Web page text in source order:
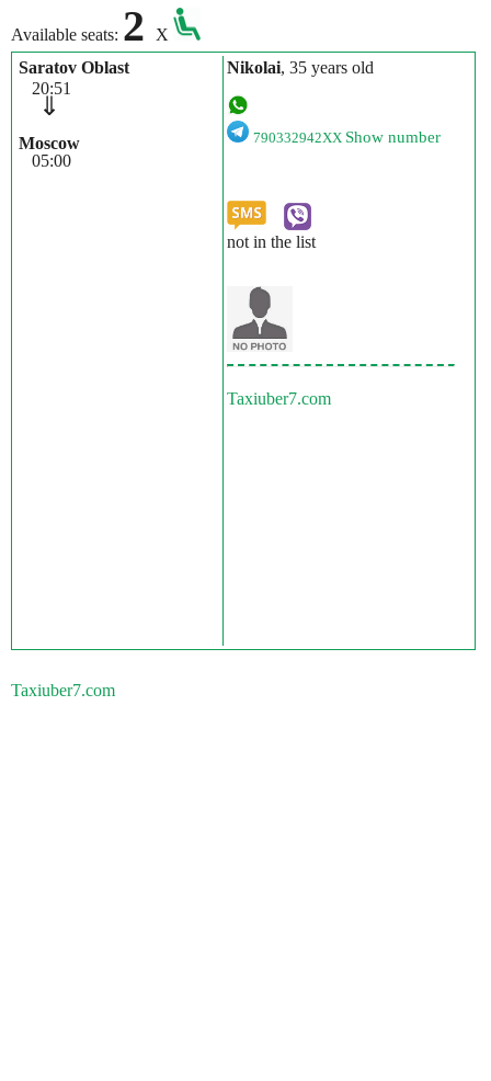
Available seats: 2
X
Saratov Oblast
20:51
⇓
Moscow
05:00
Nikolai, 35 years old
790332942XX Show number
not in the list
Taxiuber7.com
Taxiuber7.com